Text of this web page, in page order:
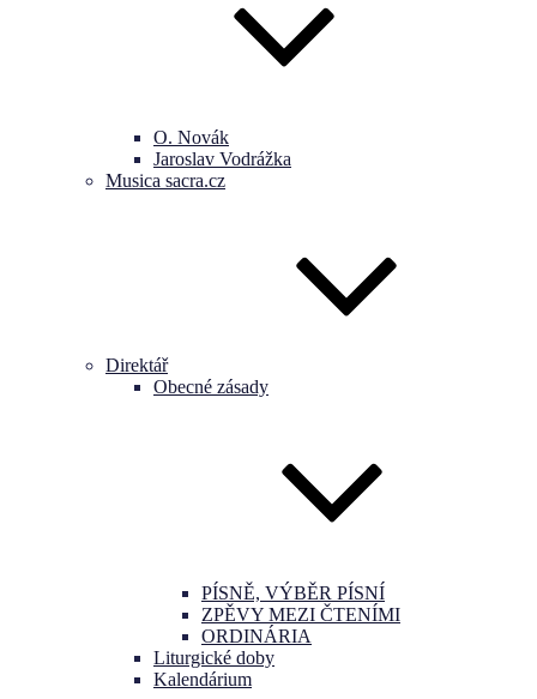
O. Novák
Jaroslav Vodrážka
Musica sacra.cz
Direktář
Obecné zásady
PÍSNĚ, VÝBĚR PÍSNÍ
ZPĚVY MEZI ČTENÍMI
ORDINÁRIA
Liturgické doby
Kalendárium